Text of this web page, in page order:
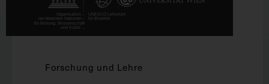
Forschung und Lehre